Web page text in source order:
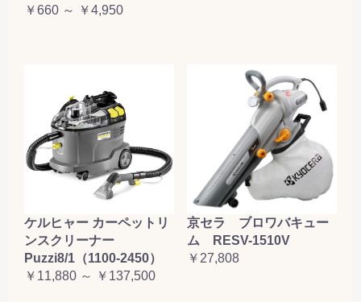
￥660 ～ ￥4,950
ケルヒャー カーペットリ
ンスクリーナー
Puzzi8/1（1100-2450）
￥11,880 ～ ￥137,500
京セラ ブロワバキュー
ム RESV-1510V
￥27,808